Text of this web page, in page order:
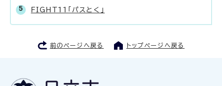
FIGHT11「パスとく」
前のページへ戻る トップページへ戻る